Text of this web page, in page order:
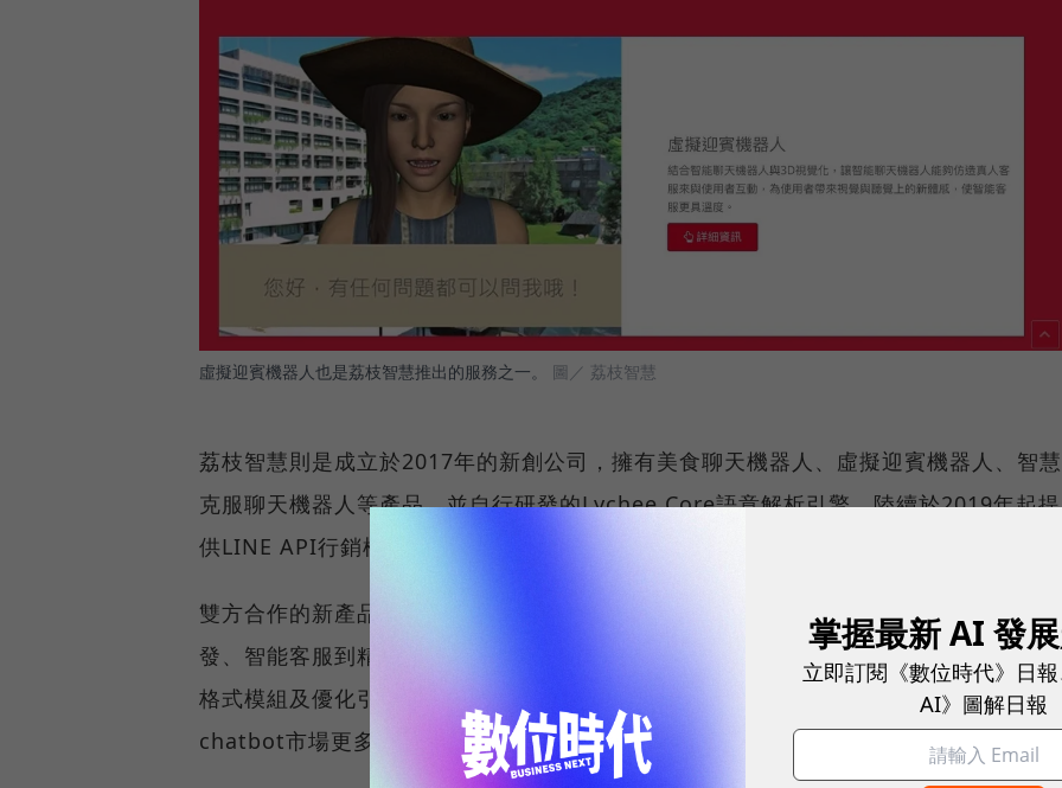
虛擬迎賓機器人也是荔枝智慧推出的服務之一。 圖／ 荔枝智慧
荔枝智慧則是成立於2017年的新創公司，擁有美食聊天機器人、虛擬迎賓機器人、智慧
克服聊天機器人等產品，並自行研發的Lychee Core語意解析引擎，陸續於2019年起提
供LINE API行銷模組工具，協助微型企業掌握客戶資訊。
雙方合作的新產品即將在7月底以前正式推出，首批新功能將從數據蒐集、精準訊息群
發、智能客服到精準數位廣告投放，同步也持續開發方便用戶分析的視覺化工具，訊息
格式模組及優化引擎等，希望能為市場與用戶帶來更多更好的數位消費體驗，提供
chatbot市場更多的可能。
掌握最新 AI 發
立即訂閱《數位時代》日
AI》圖解日報